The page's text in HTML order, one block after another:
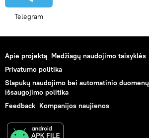
Telegram
Apie projektą Medžiagų naudojimo taisyklės
Privatumo politika
Slapukų naudojimo bei automatinio duomenų
išsaugojimo politika
Feedback Kompanijos naujienos